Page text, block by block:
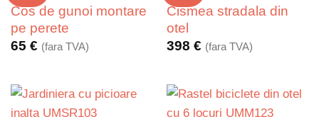
Cos de gunoi montare
pe perete
65 € (fara TVA)
Cismea stradala din
otel
398 € (fara TVA)